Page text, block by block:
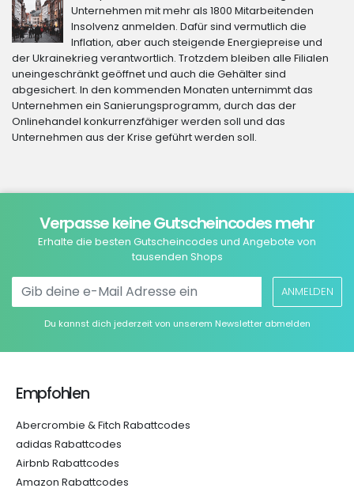
Unternehmen mit mehr als 1800 Mitarbeitenden
Insolvenz anmelden. Dafür sind vermutlich die
Inflation, aber auch steigende Energiepreise und
der Ukrainekrieg verantwortlich. Trotzdem bleiben alle Filialen
uneingeschränkt geöffnet und auch die Gehälter sind
abgesichert. In den kommenden Monaten unternimmt das
Unternehmen ein Sanierungsprogramm, durch das der
Onlinehandel konkurrenzfähiger werden soll und das
Unternehmen aus der Krise geführt werden soll.
Verpasse keine Gutscheincodes mehr
Erhalte die besten Gutscheincodes und Angebote von
tausenden Shops
ANMELDEN
Du kannst dich jederzeit von unserem Newsletter abmelden
Empfohlen
Abercrombie & Fitch Rabattcodes
adidas Rabattcodes
Airbnb Rabattcodes
Amazon Rabattcodes